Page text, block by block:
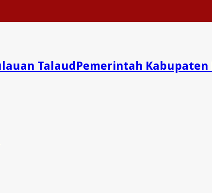
Pemerintah Kabupaten